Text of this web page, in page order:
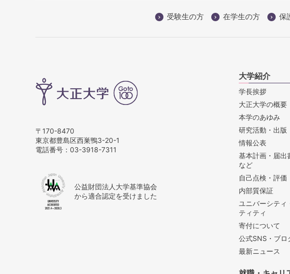
受験生の方 在学生の方 保
〒170-8470
東京都豊島区西巣鴨3-20-1
電話番号： 03-3918-7311
公益財団法人大学基準協会
から適合認定を受けました
大学紹介
学長挨拶
大正大学の概要
本学のあゆみ
研究活動・出版
情報公表
基本計画・届出
など
自己点検・評価
内部質保証
ユニバーシティ
ティティ
寄付について
公式SNS・ブロ
最新ニュース